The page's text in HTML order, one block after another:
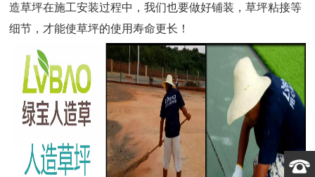
造草坪在施工安装过程中，我们也要做好铺装，草坪粘接等
细节，才能使草坪的使用寿命更长！